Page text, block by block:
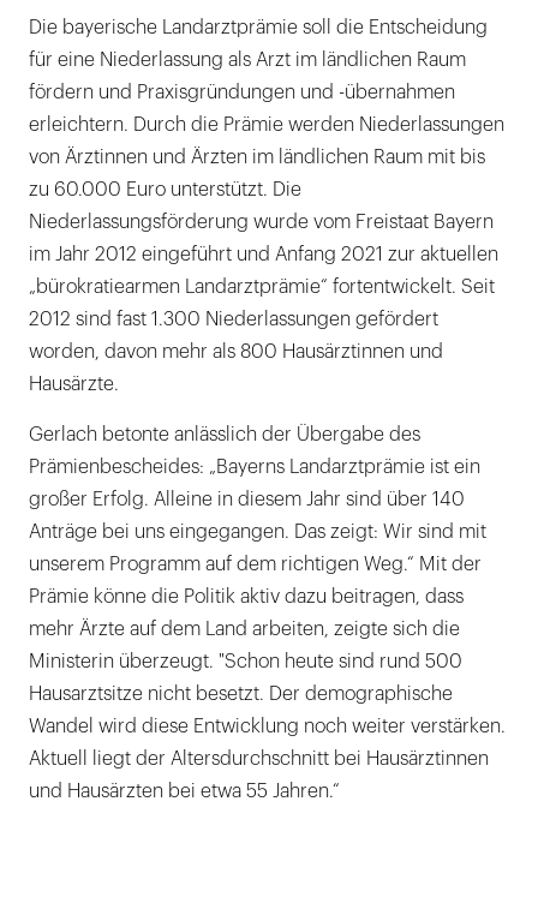
Die bayerische Landarztprämie soll die Entscheidung
für eine Niederlassung als Arzt im ländlichen Raum
fördern und Praxisgründungen und -übernahmen
erleichtern. Durch die Prämie werden Niederlassungen
von Ärztinnen und Ärzten im ländlichen Raum mit bis
zu 60.000 Euro unterstützt. Die
Niederlassungsförderung wurde vom Freistaat Bayern
im Jahr 2012 eingeführt und Anfang 2021 zur aktuellen
„bürokratiearmen Landarztprämie“ fortentwickelt. Seit
2012 sind fast 1.300 Niederlassungen gefördert
worden, davon mehr als 800 Hausärztinnen und
Hausärzte.
Gerlach betonte anlässlich der Übergabe des
Prämienbescheides: „Bayerns Landarztprämie ist ein
großer Erfolg. Alleine in diesem Jahr sind über 140
Anträge bei uns eingegangen. Das zeigt: Wir sind mit
unserem Programm auf dem richtigen Weg.“ Mit der
Prämie könne die Politik aktiv dazu beitragen, dass
mehr Ärzte auf dem Land arbeiten, zeigte sich die
Ministerin überzeugt. "Schon heute sind rund 500
Hausarztsitze nicht besetzt. Der demographische
Wandel wird diese Entwicklung noch weiter verstärken.
Aktuell liegt der Altersdurchschnitt bei Hausärztinnen
und Hausärzten bei etwa 55 Jahren.“